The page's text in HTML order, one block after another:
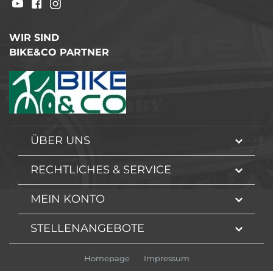
WIR SIND
BIKE&CO PARTNER
ÜBER UNS
RECHTLICHES & SERVICE
MEIN KONTO
STELLENANGEBOTE
Homepage Impressum